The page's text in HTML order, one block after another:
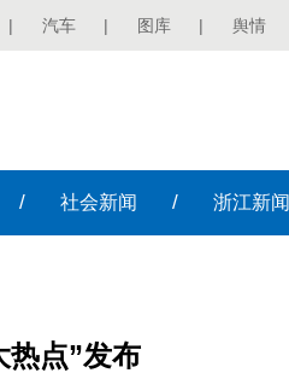
| 汽车 | 图库 | 舆情
/ 社会新闻 / 浙江新闻
热点”发布